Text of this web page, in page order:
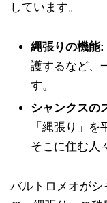
しています。
縄張りの機能:
護するなど、
す。
シャンクスの
「縄張り」を
そこに住む人
バルトロメオがシ